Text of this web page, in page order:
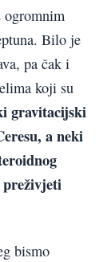
ogromnim
Bilo je
pa čak i
koji su
gravitacijski
aneki
preživjeti
bismo